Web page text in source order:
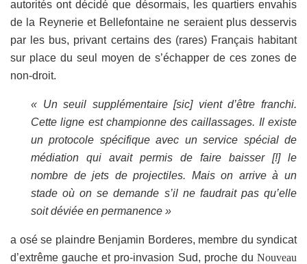
autorités ont décidé que désormais, les quartiers envahis
de la Reynerie et Bellefontaine ne seraient plus desservis
par les bus, privant certains des (rares) Français habitant
sur place du seul moyen de s’échapper de ces zones de
non-droit.
« Un seuil supplémentaire [sic] vient d’être franchi.
Cette ligne est championne des caillassages. Il existe
un protocole spécifique avec un service spécial de
médiation qui avait permis de faire baisser [!] le
nombre de jets de projectiles. Mais on arrive à un
stade où on se demande s’il ne faudrait pas qu’elle
soit déviée en permanence »
a osé se plaindre Benjamin Borderes, membre du syndicat
d’extrême gauche et pro-invasion Sud, proche du Nouveau